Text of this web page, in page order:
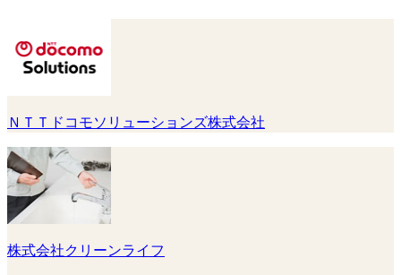
ＮＴＴドコモソリューションズ株式会社
株式会社クリーンライフ